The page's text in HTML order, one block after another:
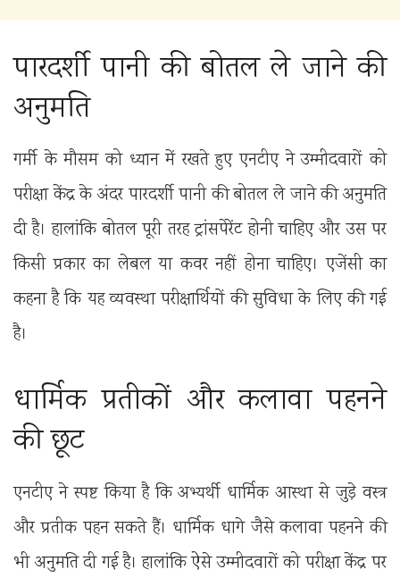
पारदर्शी पानी की बोतल ले जाने की
अनुमति
गर्मी के मौसम को ध्यान में रखते हुए एनटीए ने उम्मीदवारों को
परीक्षा केंद्र के अंदर पारदर्शी पानी की बोतल ले जाने की अनुमति
दी है। हालांकि बोतल पूरी तरह ट्रांसपेरेंट होनी चाहिए और उस पर
किसी प्रकार का लेबल या कवर नहीं होना चाहिए। एजेंसी का
कहना है कि यह व्यवस्था परीक्षार्थियों की सुविधा के लिए की गई
है।
धार्मिक प्रतीकों और कलावा पहनने
की छूट
एनटीए ने स्पष्ट किया है कि अभ्यर्थी धार्मिक आस्था से जुड़े वस्त्र
और प्रतीक पहन सकते हैं। धार्मिक धागे जैसे कलावा पहनने की
भी अनुमति दी गई है। हालांकि ऐसे उम्मीदवारों को परीक्षा केंद्र पर